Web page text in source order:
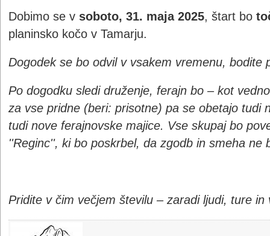
Dobimo se v soboto, 31. maja 2025, štart bo
planinsko kočo v Tamarju.
Dogodek se bo odvil v vsakem vremenu, bodite
Po dogodku sledi druženje, ferajn bo – kot vedno
za vse pridne (beri: prisotne) pa se obetajo tudi
tudi nove ferajnovske majice. Vse skupaj bo
''Reginc'', ki bo poskrbel, da zgodb in smeha ne
Pridite v čim večjem številu – zaradi ljudi, ture in